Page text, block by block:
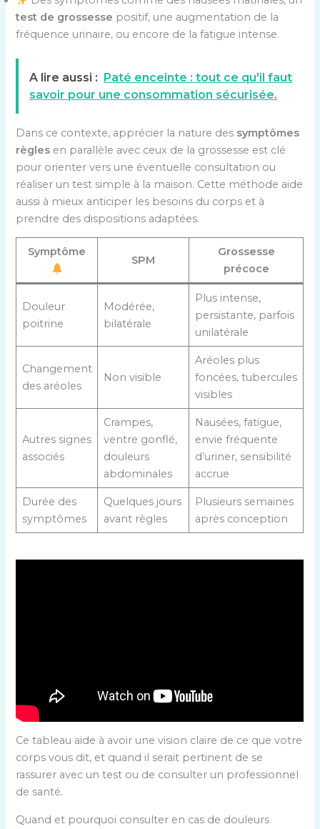
test de grossesse positif, une augmentation de la
fréquence urinaire, ou encore de la fatigue intense.
A lire aussi : Paté enceinte : tout ce qu'il faut
savoir pour une consommation sécurisée.
Dans ce contexte, apprécier la nature des symptômes
règles en parallèle avec ceux de la grossesse est clé
pour orienter vers une éventuelle consultation ou
réaliser un test simple à la maison. Cette méthode aide
aussi à mieux anticiper les besoins du corps et à
prendre des dispositions adaptées.
Symptôme
SPM
Grossesse
précoce
Douleur
poitrine
Modérée,
bilatérale
Plus intense,
persistante, parfois
unilatérale
Changement
des aréoles
Non visible
Aréoles plus
foncées, tubercules
visibles
Autres signes
associés
Crampes,
ventre gonflé,
douleurs
abdominales
Nausées, fatigue,
envie fréquente
d’uriner, sensibilité
accrue
Durée des
symptômes
Quelques jours
avant règles
Plusieurs semaines
après conception
Ce tableau aide à avoir une vision claire de ce que votre
corps vous dit, et quand il serait pertinent de se
rassurer avec un test ou de consulter un professionnel
de santé.
Quand et pourquoi consulter en cas de douleurs